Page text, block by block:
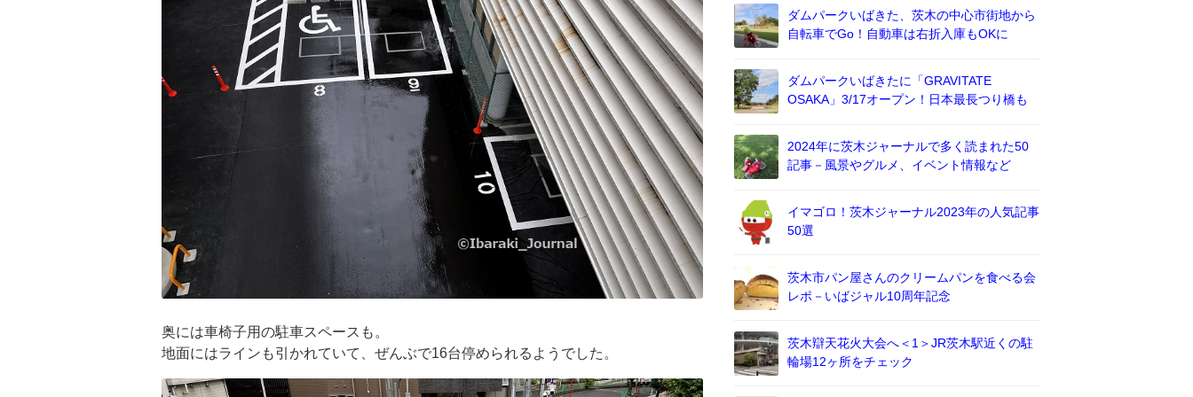
奥には車椅子用の駐車スペースも。
地面にはラインも引かれていて、ぜんぶで16台停められるようでした。
ダムパークいばきた、茨木の中心市街地から
自転車でGo！自動車は右折入庫もOKに
ダムパークいばきたに「GRAVITATE
OSAKA」3/17オープン！日本最長つり橋も
2024年に茨木ジャーナルで多く読まれた50
記事－風景やグルメ、イベント情報など
イマゴロ！茨木ジャーナル2023年の人気記事
50選
茨木市パン屋さんのクリームパンを食べる会
レポ－いばジャル10周年記念
茨木辯天花火大会へ＜1＞JR茨木駅近くの駐
輪場12ヶ所をチェック